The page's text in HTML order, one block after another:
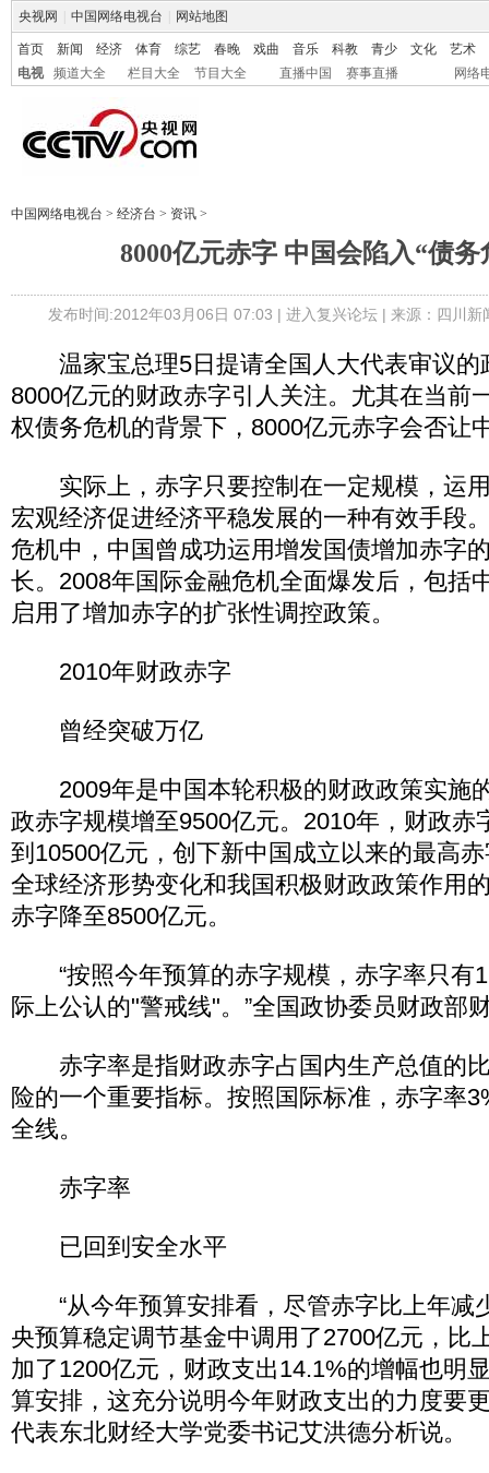
央视网 中国网络电视台 网站地图
首页 新闻 经济 体育 综艺 春晚 戏曲 音乐 科教 青少 文化
艺术
电视
频道大全 栏目大全 节目大全 直播中国 赛事直播 网络
中国网络电视台 > 经济台 > 资讯 >
8000亿元赤字 中国会陷入“债务
发布时间:2012年03月06日 07:03 | 进入复兴论坛 | 来源：四川
温家宝总理5日提请全国人大代表审议的
8000亿元的财政赤字引人关注。尤其在当前
权债务危机的背景下，8000亿元赤字会否让
实际上，赤字只要控制在一定规模，运
宏观经济促进经济平稳发展的一种有效手段
危机中，中国曾成功运用增发国债增加赤字
长。2008年国际金融危机全面爆发后，包括
启用了增加赤字的扩张性调控政策。
2010年财政赤字
曾经突破万亿
2009年是中国本轮积极的财政政策实施
政赤字规模增至9500亿元。2010年，财政赤
到10500亿元，创下新中国成立以来的最高
全球经济形势变化和我国积极财政政策作用
赤字降至8500亿元。
“按照今年预算的赤字规模，赤字率只有
际上公认的"警戒线"。”全国政协委员财政部
赤字率是指财政赤字占国内生产总值的
险的一个重要指标。按照国际标准，赤字率
全线。
赤字率
已回到安全水平
“从今年预算安排看，尽管赤字比上年减
央预算稳定调节基金中调用了2700亿元，比
加了1200亿元，财政支出14.1%的增幅也明
算安排，这充分说明今年财政支出的力度要
代表东北财经大学党委书记艾洪德分析说。